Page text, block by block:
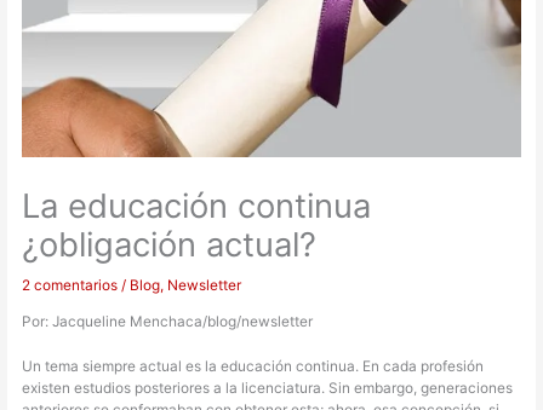
La educación continua
¿obligación actual?
2 comentarios / Blog, Newsletter
Por: Jacqueline Menchaca/blog/newsletter
Un tema siempre actual es la educación continua. En cada profesión
existen estudios posteriores a la licenciatura. Sin embargo, generaciones